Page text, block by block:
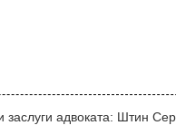
адвоката: Штин